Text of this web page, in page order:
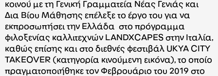
κοινού με τη Γενική Γραμματεία Νέας Γενιάς και
Δια Βίου Μάθησης επέλεξε το έργο του για να
εκπροσωπήσει την Ελλάδα στο πρόγραμμα
φιλοξενίας καλλιτεχνών LANDXCAPES στην Ιταλία,
καθώς επίσης και στο διεθνές φεστιβάλ UKYA CITY
TAKEOVER (κατηγορία κινούμενη εικόνα), το οποίο
πραγματοποιήθηκε τον Φεβρουάριο του 2019 στο